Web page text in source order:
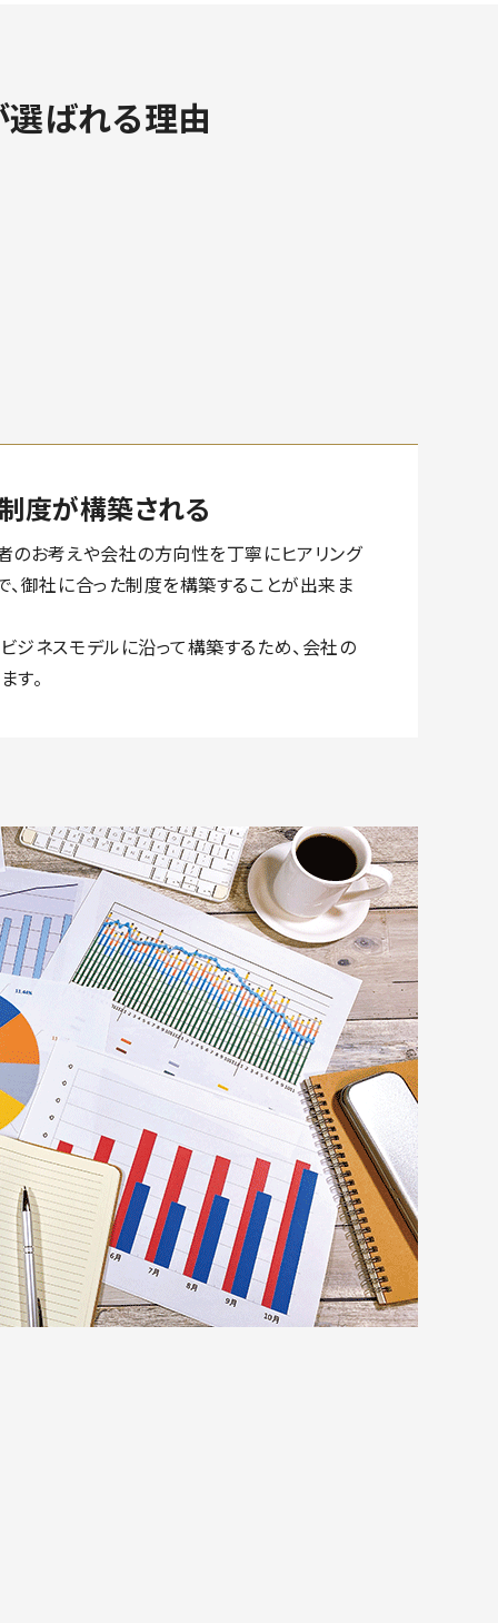
ばれる理由
度が構築される
のお考えや会社の方向性を丁寧にヒアリング
、御社に合った制度を構築することが出来ま
ジネスモデルに沿って構築するため、会社の
す。